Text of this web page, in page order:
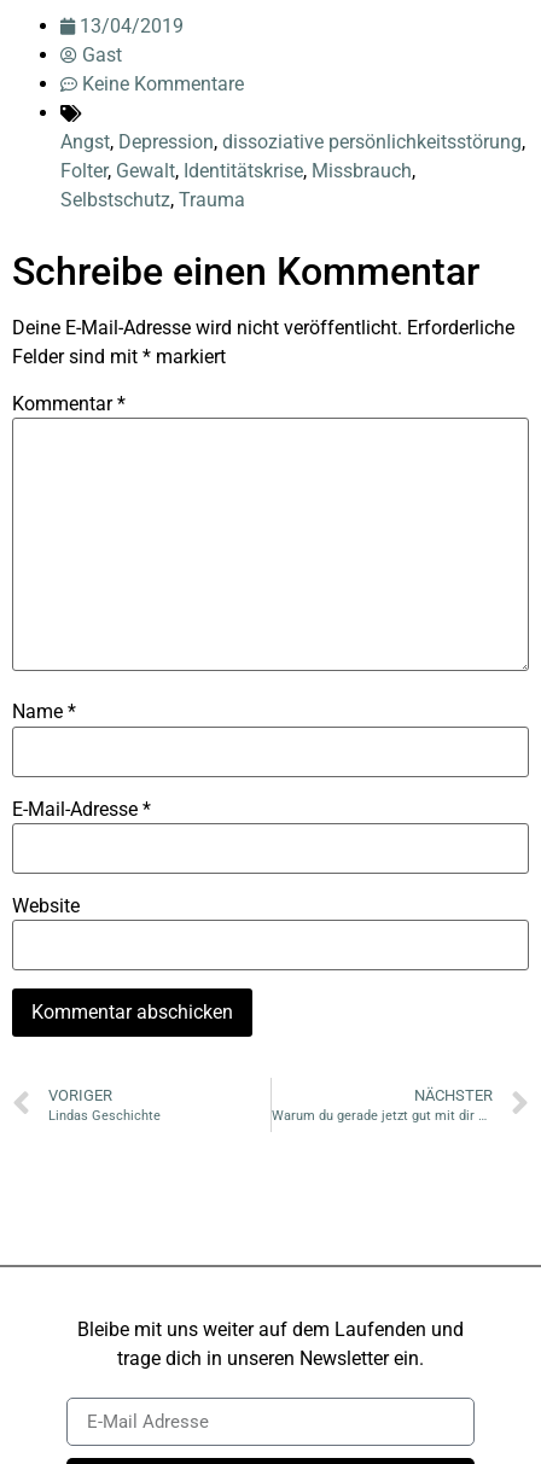
13/04/2019
Gast
Keine Kommentare
Angst, Depression, dissoziative persönlichkeitsstörung,
Folter, Gewalt, Identitätskrise, Missbrauch,
Selbstschutz, Trauma
Schreibe einen Kommentar
Deine E-Mail-Adresse wird nicht veröffentlicht. Erforderliche
Felder sind mit * markiert
Kommentar*
Name *
E-Mail-Adresse *
Website
VORIGER
Lindas Geschichte
NÄCHSTER
Warum du gerade jetzt gut mit dir umgehen solltest
Bleibe mit uns weiter auf dem Laufenden und
trage dich in unseren Newsletter ein.